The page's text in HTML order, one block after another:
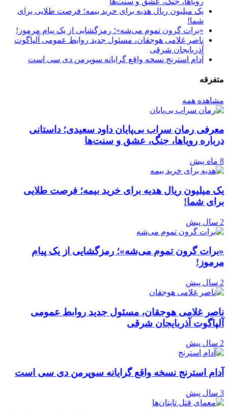
یک میلیون ریال هدیه برای خرید بیمه؛ فرصت طلایی برای
شما!
«برات گرون تموم می‌شه»؛ رمزگشایی از یک پیام مرموز!
ناصر غلامی هوجقان، مسئول جدید روابط عمومی آلپاگوت
آذربایجان شرقی
آدام استرنج نسخه واقع گرایانه سوپرمن دی سی است
متفرقه
مشاهده همه
معرفی رمان سراب بی‌پایان داود سعیدی؛ داستانی
درباره رویاها، جنگ، عشق و سنت‌ها
8 ماه پیش
یک میلیون ریال هدیه برای خرید بیمه؛ فرصت طلایی
برای شما!
2 سال پیش
«برات گرون تموم می‌شه»؛ رمزگشایی از یک پیام
مرموز!
2 سال پیش
ناصر غلامی هوجقان، مسئول جدید روابط عمومی
آلپاگوت آذربایجان شرقی
2 سال پیش
آدام استرنج نسخه واقع گرایانه سوپرمن دی سی است
3 سال پیش